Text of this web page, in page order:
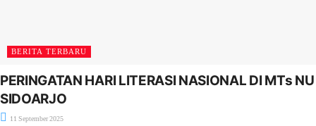
BERITA TERBARU
PERINGATAN HARI LITERASI NASIONAL DI MTs NU
SIDOARJO
11 September 2025